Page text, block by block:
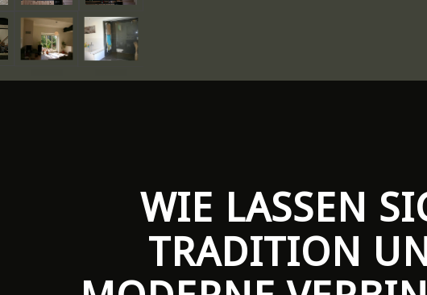
WIE LASSEN
TRADITION